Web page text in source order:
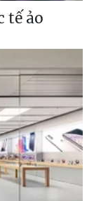
tế ảo